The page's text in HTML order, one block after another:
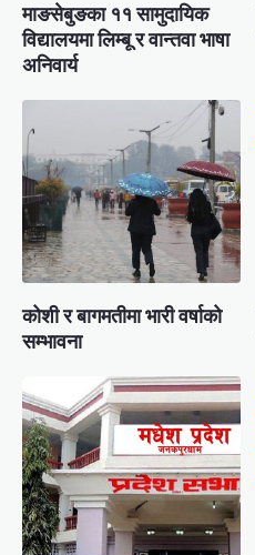
माङसेबुङका ११ सामुदायिक
विद्यालयमा लिम्बू र वान्तवा भाषा
अनिवार्य
कोशी र बागमतीमा भारी वर्षाको
सम्भावना